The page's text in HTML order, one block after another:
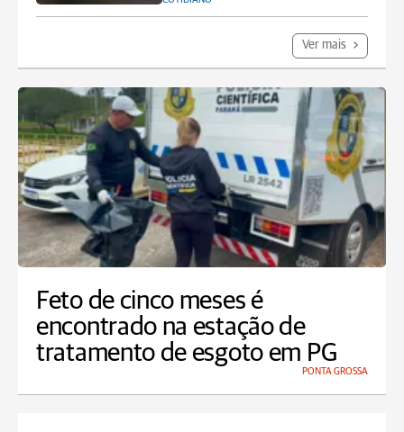
Ver mais
Feto de cinco meses é
encontrado na estação de
tratamento de esgoto em PG
PONTA GROSSA